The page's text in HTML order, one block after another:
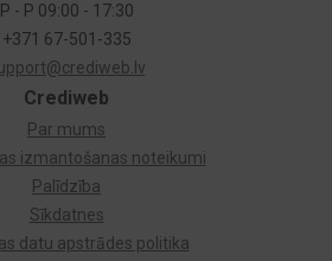
Crediweb
Par mums
izmantošanas noteikumi
Palīdzība
Sīkdatnes
datu apstrādes politika
P - P 09:00 - 17:30
+371 67-501-335